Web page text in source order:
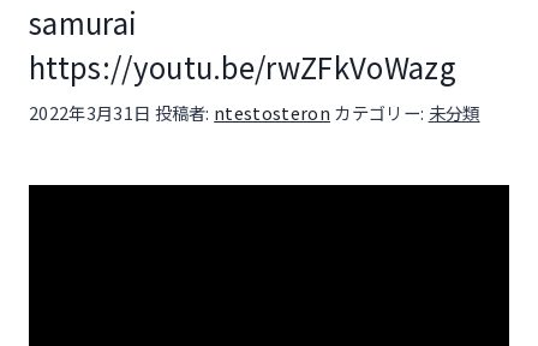
samurai
https://youtu.be/rwZFkVoWazg
投稿日:
2022年3月31日 投稿者: ntestosteron カテゴリー: 未分類